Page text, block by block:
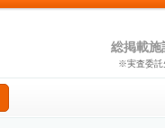
総掲載
※実査委託